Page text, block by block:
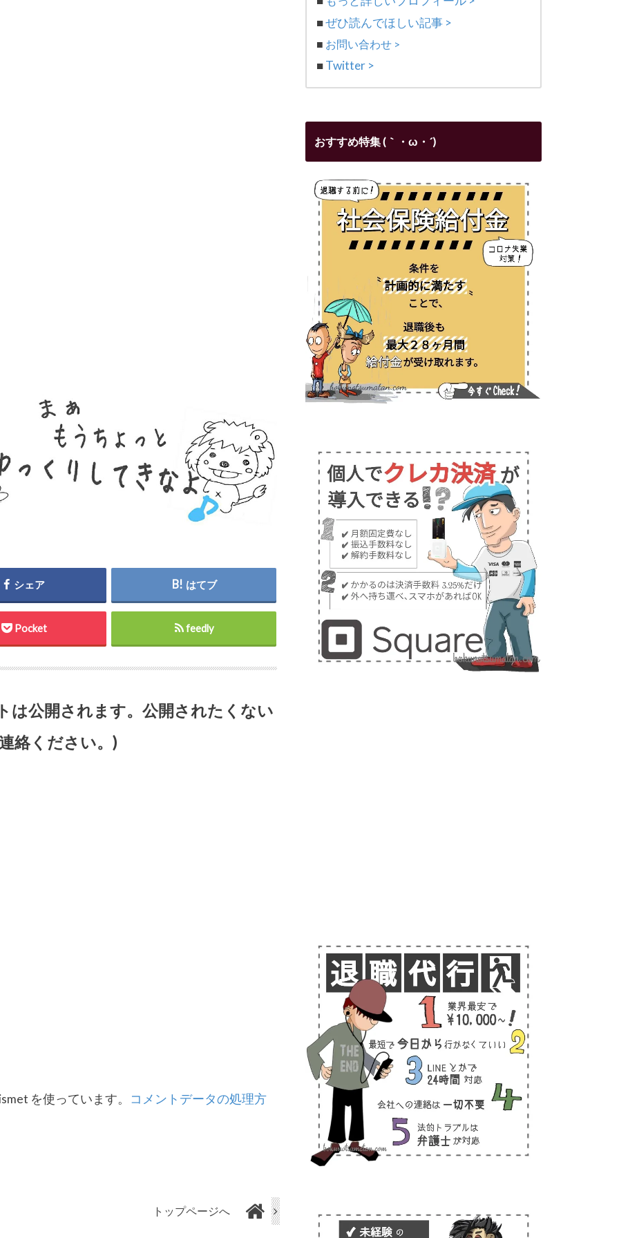
シェア はてブ
Pocket feedly
は公開されます。公開されたくない
絡ください。)
を使っています。 コメントデータの処理方
トップページへ
■ぜひ読んでほしい記事 >
■ お問い合わせ >
■Twitter >
おすすめ特集 (｀・ω・´)ゞ